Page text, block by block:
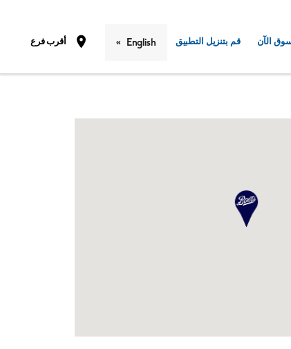
الآن قم بتنزيل التطبيق English أقرب فرع